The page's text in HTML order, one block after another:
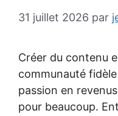
31 juillet 2026 par
Créer du contenu
communauté
passion en
pour beaucoup.